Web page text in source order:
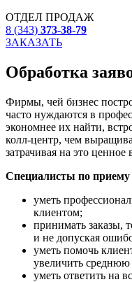
ОТДЕЛ ПРОДАЖ
8 (343) 373-38-79
ЗАКАЗАТЬ
Обработка
Фирмы, чей бизнес
часто нуждаются в
экономнее их найти,
колл-центр, чем
затрачивая на это ценное
Специалисты по приему
уметь
клиентом;
принимать заказы,
и не допуская
уметь помочь
увеличить среднюю
уметь ответить на